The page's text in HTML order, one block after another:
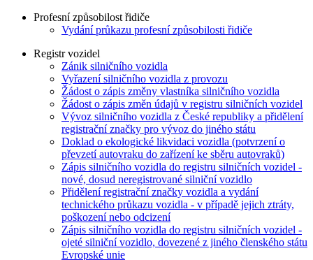
Profesní způsobilost řidiče
Vydání průkazu profesní způsobilosti řidiče
Registr vozidel
Zánik silničního vozidla
Vyřazení silničního vozidla z provozu
Žádost o zápis změny vlastníka silničního vozidla
Žádost o zápis změn údajů v registru silničních vozidel
Vývoz silničního vozidla z České republiky a přidělení
registrační značky pro vývoz do jiného státu
Doklad o ekologické likvidaci vozidla (potvrzení o
převzetí autovraku do zařízení ke sběru autovraků)
Zápis silničního vozidla do registru silničních vozidel -
nové, dosud neregistrované silniční vozidlo
Přidělení registrační značky vozidla a vydání
technického průkazu vozidla - v případě jejich ztráty,
poškození nebo odcizení
Zápis silničního vozidla do registru silničních vozidel -
ojeté silniční vozidlo, dovezené z jiného členského státu
Evropské unie